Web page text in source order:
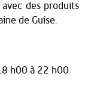
des produits
de Guise.
h00 à 22 h00